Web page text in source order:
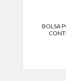
BOLSA